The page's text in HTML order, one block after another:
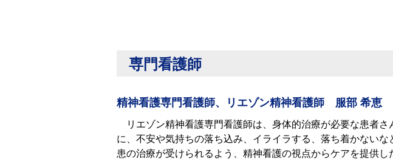
専門看護師
精神看護専門看護師、リエゾン精神看護師 服部 希恵
リエゾン精神看護専⾨看護師は、⾝体的治療が必要な患者
に、不安や気持ちの落ち込み、イライラする、落ち着かない
患の治療が受けられるよう、精神看護の視点からケアを提供